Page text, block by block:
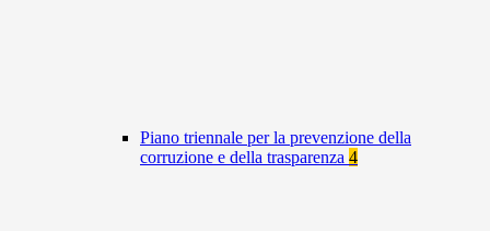
Piano triennale per la prevenzione della
corruzione e della trasparenza 4